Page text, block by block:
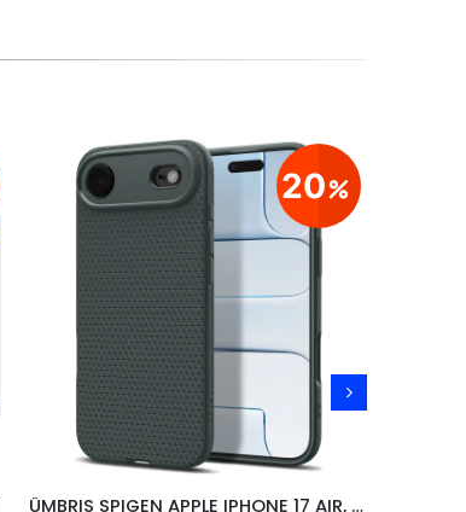
20
ÜMBRIS SPIGEN APPLE IPHONE 17 AIR, ROHELINE